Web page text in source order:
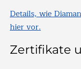
Details, wie
hier vor.
Zertifikate